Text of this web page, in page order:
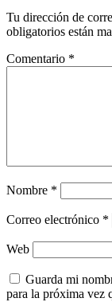
Tu dirección de
obligatorios están
Comentario *
Nombre *
Correo electrónico *
Web
Guarda mi
para la próxima vez